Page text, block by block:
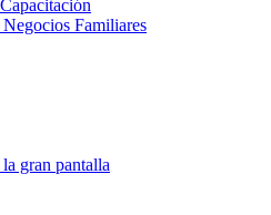
Familiares
gran pantalla